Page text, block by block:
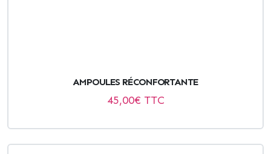
AMPOULES RÉCONFORTANTE
45,00€ TTC